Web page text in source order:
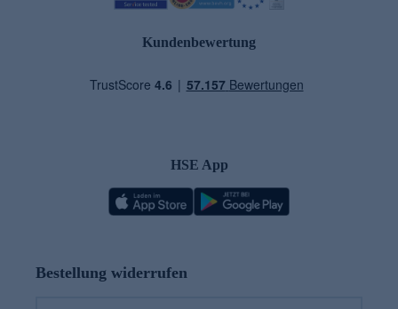
Kundenbewertung
HSE App
Bestellung widerrufen